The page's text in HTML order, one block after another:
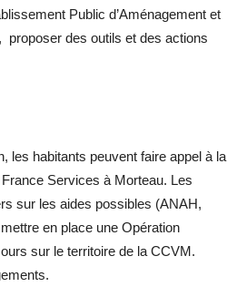
Public d’Aménagement et
proposer des outils et des actions
les habitants peuvent faire appel à la
Services à Morteau. Les
sur les aides possibles (ANAH,
en place une Opération
sur le territoire de la CCVM.